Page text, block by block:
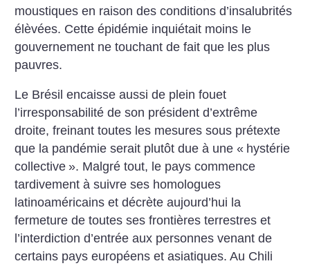
moustiques en raison des conditions d’insalubrités
élèvées. Cette épidémie inquiétait moins le
gouvernement ne touchant de fait que les plus
pauvres.
Le Brésil encaisse aussi de plein fouet
l’irresponsabilité de son président d’extrême
droite, freinant toutes les mesures sous prétexte
que la pandémie serait plutôt due à une « hystérie
collective ». Malgré tout, le pays commence
tardivement à suivre ses homologues
latinoaméricains et décrète aujourd’hui la
fermeture de toutes ses frontières terrestres et
l’interdiction d’entrée aux personnes venant de
certains pays européens et asiatiques. Au Chili